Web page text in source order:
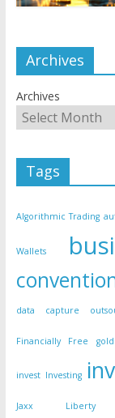
Archives
Archives
Tags
Algorithmic Trading
Wallets
data capture
Financially Free gold
invest Investing
Jaxx Liberty